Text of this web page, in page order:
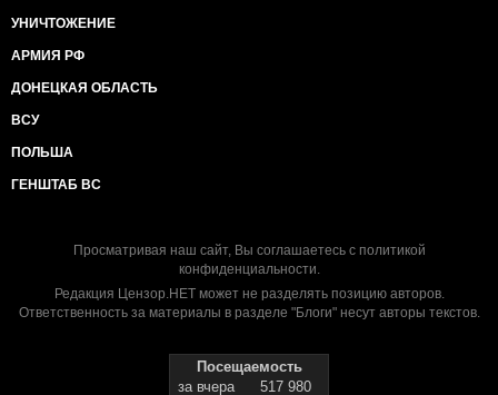
УНИЧТОЖЕНИЕ
АРМИЯ РФ
ДОНЕЦКАЯ ОБЛАСТЬ
ВСУ
ПОЛЬША
ГЕНШТАБ ВС
Просматривая наш сайт, Вы соглашаетесь с политикой
конфиденциальности.
Редакция Цензор.НЕТ может не разделять позицию авторов.
Ответственность за материалы в разделе "Блоги" несут авторы текстов.
Посещаемость
за вчера
517 980